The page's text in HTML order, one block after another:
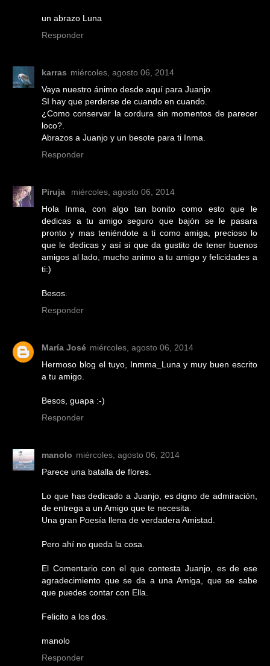
un abrazo Luna
Responder
karras miércoles, agosto 06, 2014
Vaya nuestro ánimo desde aquí para Juanjo.
SI hay que perderse de cuando en cuando.
¿Como conservar la cordura sin momentos de parecer
loco?.
Abrazos a Juanjo y un besote para ti Inma.
Responder
Piruja
miércoles, agosto 06, 2014
Hola Inma, con algo tan bonito como esto que le
dedicas a tu amigo seguro que bajón se le pasara
pronto y mas teniéndote a ti como amiga, precioso lo
que le dedicas y así si que da gustito de tener buenos
amigos al lado, mucho animo a tu amigo y felicidades a
ti:)
Besos.
Responder
María José miércoles, agosto 06, 2014
Hermoso blog el tuyo, Inmma_Luna y muy buen escrito
a tu amigo.
Besos, guapa :-)
Responder
manolo miércoles, agosto 06, 2014
Parece una batalla de flores.
Lo que has dedicado a Juanjo, es digno de admiración,
de entrega a un Amigo que te necesita.
Una gran Poesía llena de verdadera Amistad.
Pero ahí no queda la cosa.
El Comentario con el que contesta Juanjo, es de ese
agradecimiento que se da a una Amiga, que se sabe
que puedes contar con Ella.
Felicito a los dos.
manolo
Responder